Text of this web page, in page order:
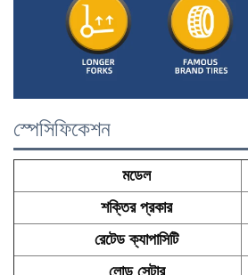
স্পেসিফিকেশন
মডেল
শক্তির প্রকার
রেটেড ক্যাপাসিটি